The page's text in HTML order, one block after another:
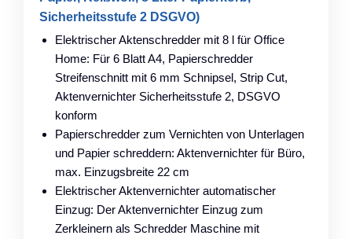
Sicherheitsstufe 2 DSGVO)
Elektrischer Aktenschredder mit 8 l für Office
Home: Für 6 Blatt A4, Papierschredder
Streifenschnitt mit 6 mm Schnipsel, Strip Cut,
Aktenvernichter Sicherheitsstufe 2, DSGVO
konform
Papierschredder zum Vernichten von Unterlagen
und Papier schreddern: Aktenvernichter für Büro,
max. Einzugsbreite 22 cm
Elektrischer Aktenvernichter automatischer
Einzug: Der Aktenvernichter Einzug zum
Zerkleinern als Schredder Maschine mit